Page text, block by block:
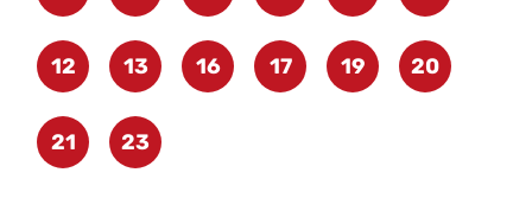
12 13 16 17 19 20
21 23